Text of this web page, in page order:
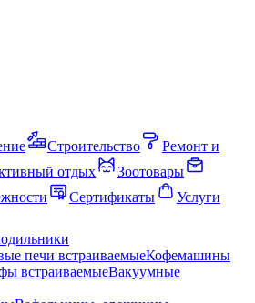
Строительство
Ремонт и
отдых
Зоотовары
Сертификаты
Услуги
печи встраиваемыеКофемашины
встраиваемыеВакуумные